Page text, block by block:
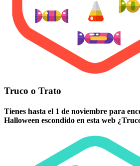
Truco o Trato
Tienes hasta el 1 de noviembre para
Halloween escondido en esta web